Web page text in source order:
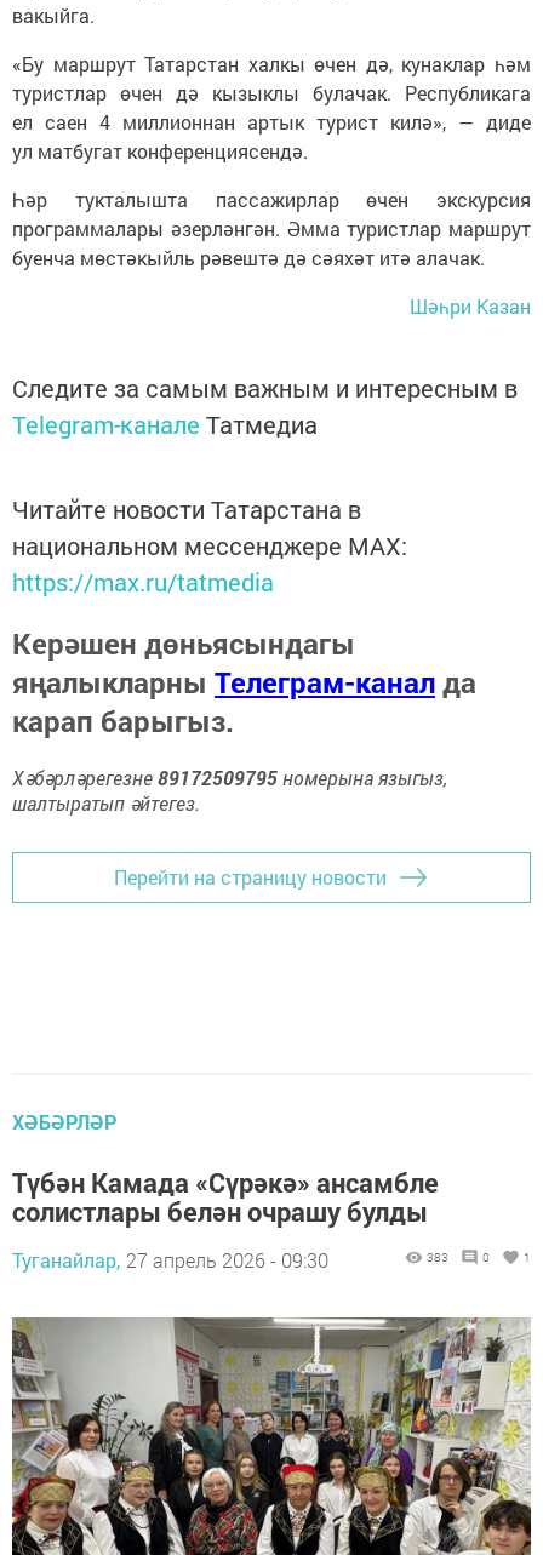
вакыйга.
«Бу маршрут Татарстан халкы өчен дә, кунаклар һәм
туристлар өчен дә кызыклы булачак. Республикага
ел саен 4 миллионнан артык турист килә», — диде
ул матбугат конференциясендә.
Һәр тукталышта пассажирлар өчен экскурсия
программалары әзерләнгән. Әмма туристлар маршрут
буенча мөстәкыйль рәвештә дә сәяхәт итә алачак.
Шәһри Казан
Следите за самым важным и интересным в
Telegram-канале Татмедиа
Читайте новости Татарстана в
национальном мессенджере MАХ:
https://max.ru/tatmedia
Керәшен дөньясындагы
яңалыкларны Телеграм-каналда
карап барыгыз.
Хәбәрләрегезне89172509795номерына языгыз,
шалтыратып әйтегез.
Перейти на страницу новости
ХӘБӘРЛӘР
Түбән Камада «Сүрәкә» ансамбле
солистлары белән очрашу булды
Туганайлар, 27 апрель 2026 - 09:30 383 0 1